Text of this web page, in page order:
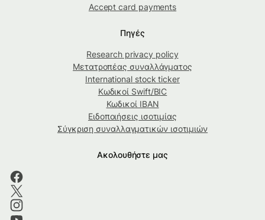
Accept card payments
Πηγές
Research privacy policy
Μετατροπέας συναλλάγματος
International stock ticker
Κωδικοί Swift/BIC
Κωδικοί IBAN
Ειδοποιήσεις ισοτιμίας
Σύγκριση συναλλαγματικών ισοτιμιών
Ακολουθήστε μας